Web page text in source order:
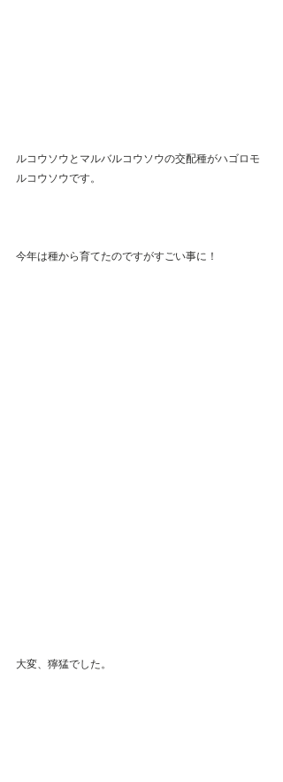
ルコウソウとマルバルコウソウの交配種がハゴロモ
ルコウソウです。
今年は種から育てたのですがすごい事に！
大変、獰猛でした。